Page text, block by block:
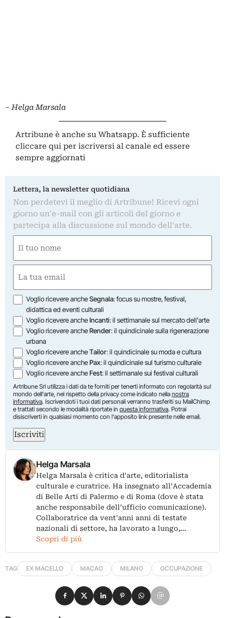
– Helga Marsala
Artribune è anche su Whatsapp. È sufficiente
cliccare qui per iscriversi al canale ed essere
sempre aggiornati
Lettera, la newsletter quotidiana
Non perdetevi il meglio di Artribune! Ricevi ogni
giorno un'e-mail con gli articoli del giorno e
partecipa alla discussione sul mondo dell'arte.
(Required)
First
(Required)
Opzioni
Voglio ricevere ancheSegnala: focus su mostre, festival,
didattica ed eventi culturali
Voglio ricevere ancheIncanti: il settimanale sul mercato dell'arte
Voglio ricevere ancheRender: il quindicinale sulla rigenerazione
urbana
Voglio ricevere ancheTailor: il quindicinale su moda e cultura
Voglio ricevere anchePax: il quindicinale sul turismo culturale
Voglio ricevere ancheFest: il settimanale sui festival culturali
Artribune Srl utilizza i dati da te forniti per tenerti informato con regolarità sul
mondo dell'arte, nel rispetto della privacy come indicato nella nostra
informativa. Iscrivendoti i tuoi dati personali verranno trasferiti su MailChimp
e trattati secondo le modalità riportate in questa informativa. Potrai
disiscriverti in qualsiasi momento con l'apposito link presente nelle email.
Iscriviti
Helga Marsala
Helga Marsala è critica d’arte, editorialista
culturale e curatrice. Ha insegnato all’Accademia
di Belle Arti di Palermo e di Roma (dove è stata
anche responsabile dell’ufficio comunicazione).
Collaboratrice da vent’anni anni di testate
nazionali di settore, ha lavorato a lungo,…
Scopri di più
TAG EX MACELLO MACAO MILANO OCCUPAZIONE
Condividi su Facebook
Condividi su X
Condividi su LinkedIn
Condividi su Pinterest
Condividi su WhatsApp
Condividi su Email